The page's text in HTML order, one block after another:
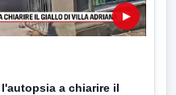
▶
a chiarire il